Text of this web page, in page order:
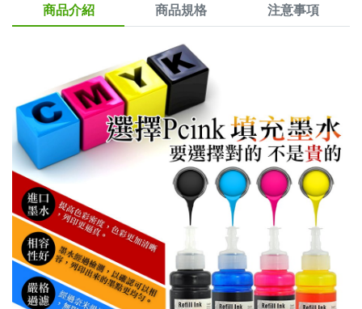
商品介紹 商品規格 注意事項